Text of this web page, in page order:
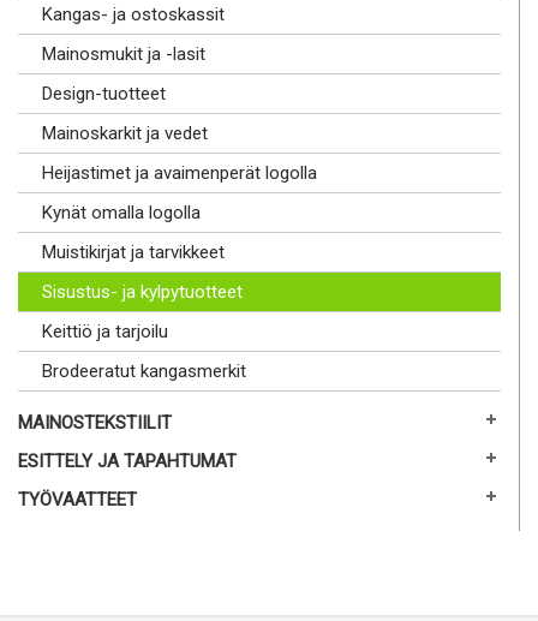
Kangas- ja ostoskassit
Mainosmukit ja -lasit
Design-tuotteet
Mainoskarkit ja vedet
Heijastimet ja avaimenperät logolla
Kynät omalla logolla
Muistikirjat ja tarvikkeet
Sisustus- ja kylpytuotteet
Keittiö ja tarjoilu
Brodeeratut kangasmerkit
MAINOSTEKSTIILIT
ESITTELY JA TAPAHTUMAT
TYÖVAATTEET